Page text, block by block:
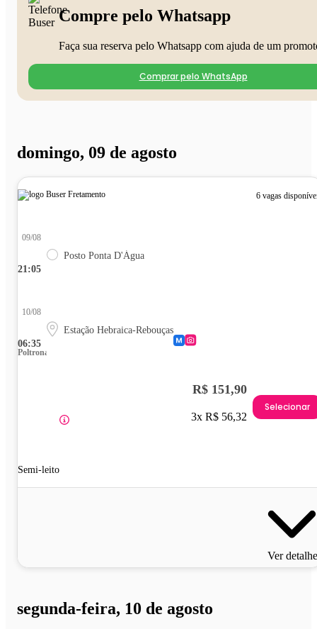
Compre pelo Whatsapp
Faça sua reserva pelo Whatsapp com ajuda de um
Comprar pelo WhatsApp
domingo, 09 de agosto
6 vagas
21:05
09/08
Posto Ponta D'Água
06:35
10/08
Estação Hebraica-Rebouças
Poltrona
Semi-leito
R$ 151,90
3x R$ 56,32
Selecionar
Ver
segunda-feira, 10 de agosto